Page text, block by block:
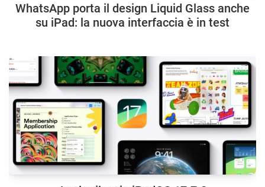
WhatsApp porta il design Liquid Glass anche
su iPad: la nuova interfaccia è in test